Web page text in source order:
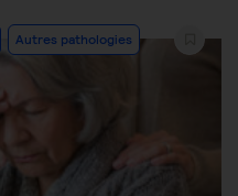
Autres pathologies